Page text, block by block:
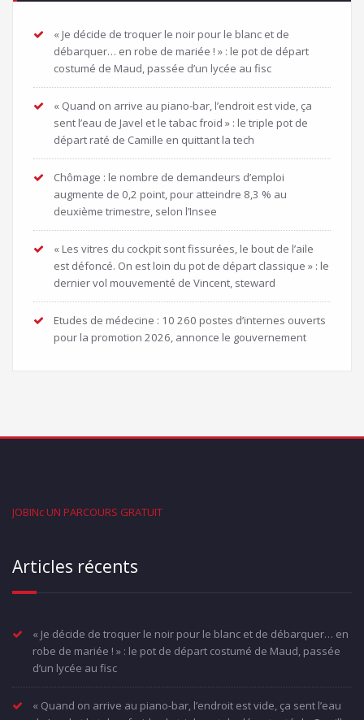
« Je décide de troquer le noir pour le blanc et de
débarquer… en robe de mariée ! » : le pot de départ
costumé de Maud, passée d’un lycée au fisc
« Quand on arrive au piano-bar, l’endroit est vide, ça
sent l’eau de Javel et le tabac froid » : le triple pot de
départ raté de Camille en quittant la tech
Chômage : le nombre de demandeurs d’emploi
augmente de 0,2 point, pour atteindre 8,3 % au
deuxième trimestre, selon l’Insee
« Les vitres du cockpit sont fissurées, le bout de l’aile
est défoncé. On est loin du pot de départ classique » : le
dernier vol mouvementé de Vincent, steward
Etudes de médecine : 10 260 postes d’internes ouverts
pour la promotion 2026, annonce le gouvernement
JOBINc UN PARCOURS GRATUIT
Articles récents
« Je décide de troquer le noir pour le blanc et de débarquer… en
robe de mariée ! » : le pot de départ costumé de Maud, passée
d’un lycée au fisc
« Quand on arrive au piano-bar, l’endroit est vide, ça sent l’eau